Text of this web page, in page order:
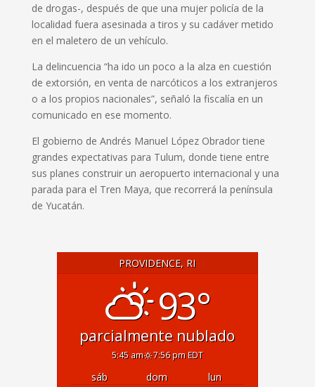
de drogas-, después de que una mujer policía de la
localidad fuera asesinada a tiros y su cadáver metido
en el maletero de un vehículo.
La delincuencia “ha ido un poco a la alza en cuestión
de extorsión, en venta de narcóticos a los extranjeros
o a los propios nacionales”, señaló la fiscalía en un
comunicado en ese momento.
El gobierno de Andrés Manuel López Obrador tiene
grandes expectativas para Tulum, donde tiene entre
sus planes construir un aeropuerto internacional y una
parada para el Tren Maya, que recorrerá la península
de Yucatán.
PROVIDENCE, RI
93°
parcialmente nublado
5:45 am 7:56 pm EDT
sáb dom
lun